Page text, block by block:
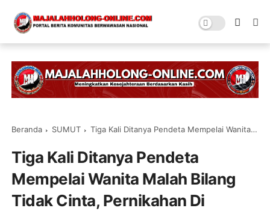
Beranda SUMUT Tiga Kali Ditanya Pendeta Mempelai Wanita Malah Bilang Tidak Cinta, Pernikahan Di Sipahutar Langsung Batal
Tiga Kali Ditanya Pendeta
Mempelai Wanita Malah Bilang
Tidak Cinta, Pernikahan Di